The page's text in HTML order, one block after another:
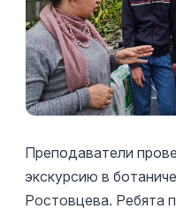
Преподаватели
экскурсию в
Ростовцева. Ребята